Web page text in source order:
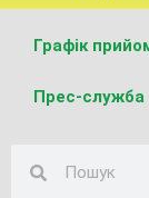
Графік
Прес-служба